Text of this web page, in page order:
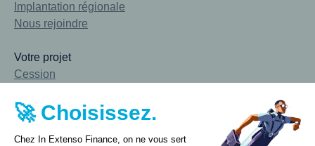
Implantation régionale
Nous rejoindre
Votre projet
Cession
Levée de fonds
Valorisation
🚀 Choisissez.
Chez In Extenso Finance, on ne vous sert